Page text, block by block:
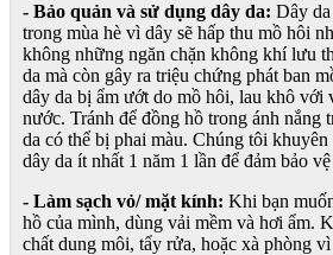
- Bảo quản và sử dụng dây da: Dây
trong mùa hè vì dây sẽ hấp thu mồ hôi
không những ngăn chặn không khí lưu
da mà còn gây ra triệu chứng phát ban
dây da bị ẩm ướt do mồ hôi, lau khô với
nước. Tránh để đồng hồ trong ánh nắng
da có thể bị phai màu. Chúng tôi
dây da ít nhất 1 năm 1 lần để đảm bảo
- Làm sạch vỏ/ mặt kính: Khi bạn
hồ của mình, dùng vải mềm và hơi ẩm.
chất dung môi, tẩy rửa, hoặc xà phòng